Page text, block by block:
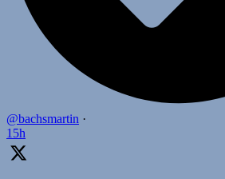
@bachsmartin ·
15h